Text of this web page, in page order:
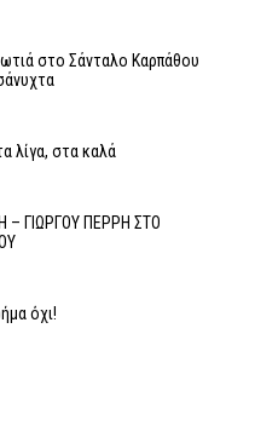
στο Σάνταλο Καρπάθου
λίγα, στα καλά
– ΓΙΩΡΓΟΥ ΠΕΡΡΗ ΣΤΟ
όχι!